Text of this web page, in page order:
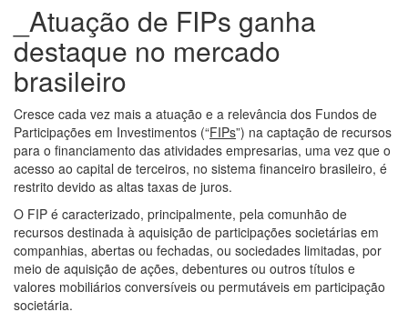
_Atuação de FIPs ganha
destaque no mercado
brasileiro
Cresce cada vez mais a atuação e a relevância dos Fundos de
Participações em Investimentos (“FIPs”) na captação de recursos
para o financiamento das atividades empresarias, uma vez que o
acesso ao capital de terceiros, no sistema financeiro brasileiro, é
restrito devido as altas taxas de juros.
O FIP é caracterizado, principalmente, pela comunhão de
recursos destinada à aquisição de participações societárias em
companhias, abertas ou fechadas, ou sociedades limitadas, por
meio de aquisição de ações, debentures ou outros títulos e
valores mobiliários conversíveis ou permutáveis em participação
societária.